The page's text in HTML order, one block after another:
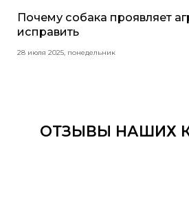
Почему собака проявляет
исправить
28 июля 2025, понедельник
ОТЗЫВЫ НАШИХ